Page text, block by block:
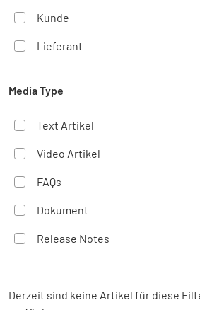
Kunde
Lieferant
Media Type
Text Artikel
Video Artikel
FAQs
Dokument
Release Notes
Derzeit sind keine Artikel für diese